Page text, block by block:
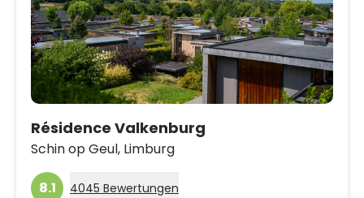
Résidence Valkenburg
Schin op Geul, Limburg
8.1 4045 Bewertungen